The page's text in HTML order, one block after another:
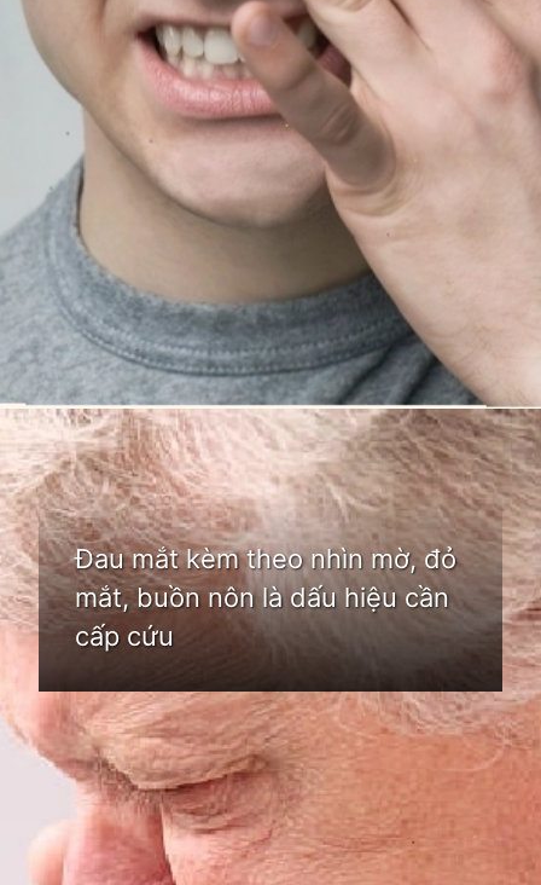
Đang mở https://idep.edu.vn/hoc-mat-la-o-dau
Đau mắt kèm theo nhìn mờ, đỏ
mắt, buồn nôn là dấu hiệu cần
cấp cứu